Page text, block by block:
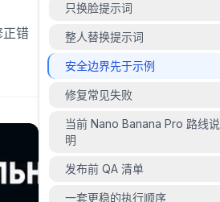
错
只换脸提示词
整人替换提示词
安全边界先于示例
修复常见失败
当前 Nano Banana Pro 路线说
明
发布前 QA 清单
一套更稳的执行顺序